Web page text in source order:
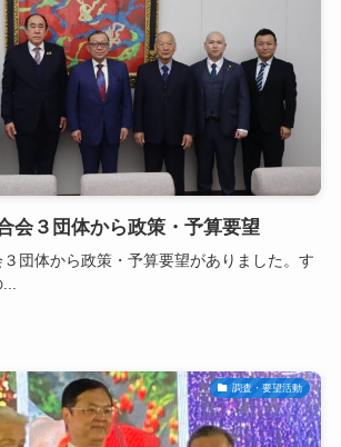
会３団体から政策・予算要望
団体から政策・予算要望がありました。す
調査・要望活動